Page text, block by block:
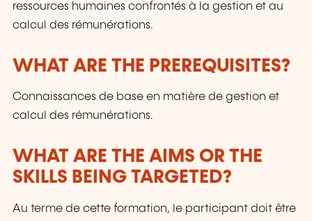
ressources humaines confrontés à la gestion et au
calcul des rémunérations.
WHAT ARE THE PREREQUISITES?
Connaissances de base en matière de gestion et
calcul des rémunérations.
WHAT ARE THE AIMS OR THE
SKILLS BEING TARGETED?
Au terme de cette formation, le participant doit être